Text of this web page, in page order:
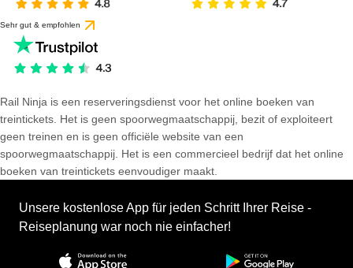
Sehr gut & empfohlen
Rail Ninja is een reserveringsdienst voor het online boeken van
treintickets. Het is geen spoorwegmaatschappij, bezit of exploiteert
geen treinen en is geen officiële website van een
spoorwegmaatschappij. Het is een commercieel bedrijf dat het online
boeken van treintickets eenvoudiger maakt.
Unsere kostenlose App für jeden Schritt Ihrer Reise -
Reiseplanung war noch nie einfacher!